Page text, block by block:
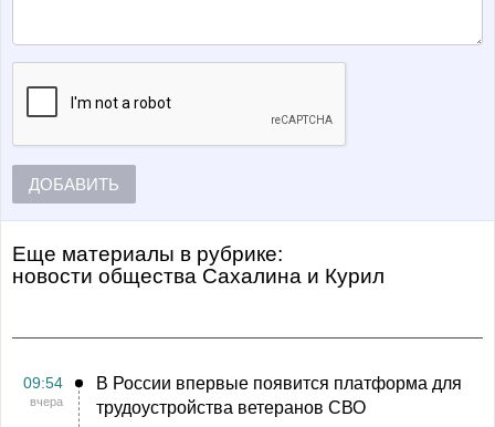
ДОБАВИТЬ
Еще материалы в рубрике:
Новости общества Сахалина и Курил
09:54
вчера
В России впервые появится платформа для
трудоустройства ветеранов СВО